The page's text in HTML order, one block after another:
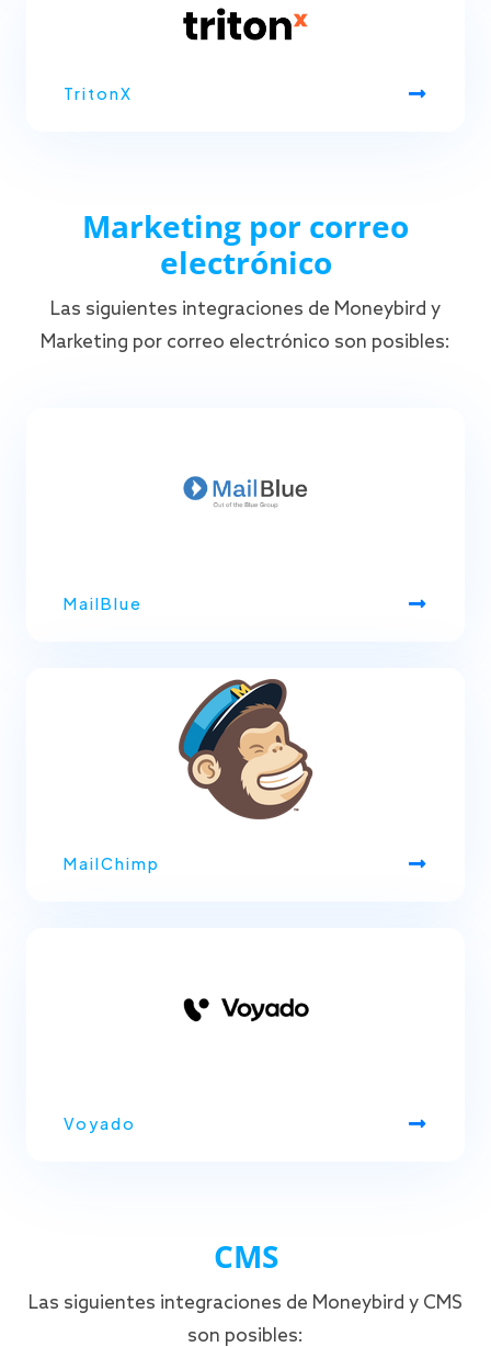
TritonX
Marketing por correo
electrónico
Las siguientes integraciones de Moneybird y
Marketing por correo electrónico son posibles:
MailBlue
MailChimp
Voyado
CMS
Las siguientes integraciones de Moneybird y CMS
son posibles: